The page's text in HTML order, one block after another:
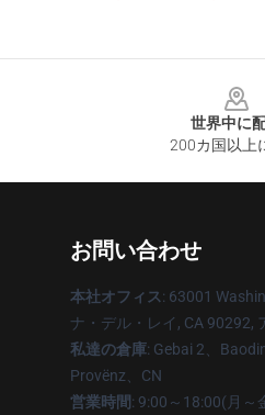
世界中に
200カ国以上
お問い合わせ
本社オフィス: 63001
ナ・デル・レイ, CA 90292,
私達の倉庫: Gebai 2、
Provënz、CN
営業時間: 9:00～18:00(月～